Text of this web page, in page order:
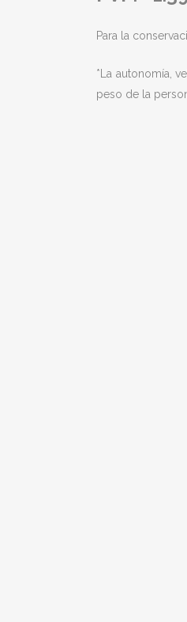
Para la
*La autonomía,
peso de la